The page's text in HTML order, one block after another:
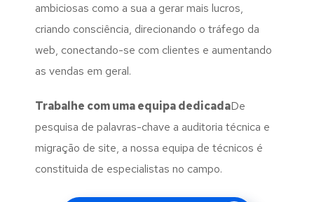
ambiciosas como a sua a gerar mais lucros,
criando consciência, direcionando o tráfego da
web, conectando-se com clientes e aumentando
as vendas em geral.
Trabalhe com umaequipa dedicadaDe
pesquisa de palavras-chave a auditoria técnica e
migração de site, a nossa equipa de técnicos é
constituida de especialistas no campo.